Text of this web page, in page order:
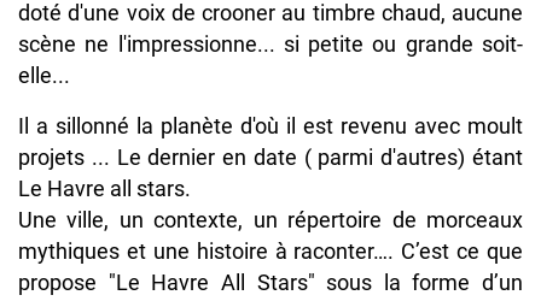
doté d'une voix de crooner au timbre chaud, aucune
scène ne l'impressionne... si petite ou grande soit-
elle...
Il a sillonné la planète d'où il est revenu avec moult
projets ... Le dernier en date ( parmi d'autres) étant
Le Havre all stars.
Une ville, un contexte, un répertoire de morceaux
mythiques et une histoire à raconter…. C’est ce que
propose "Le Havre All Stars" sous la forme d’un